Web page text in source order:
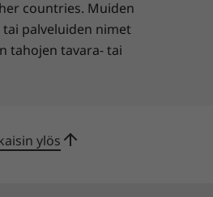
että arkaluontoiset
pysyvät suojattuna.
pakkauksille (tietyt mallit)
countries. Muiden
palveluiden nimet
tahojen tavara- tai
ylös